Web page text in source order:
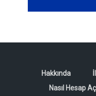
Hakkında
Nasıl Hesap